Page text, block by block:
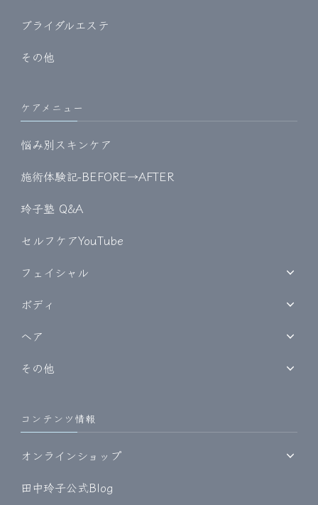
ブライダルエステ
その他
ケアメニュー
悩み別スキンケア
施術体験記-BEFORE→AFTER
玲子塾 Q&A
セルフケアYouTube
フェイシャル
ボディ
ヘア
その他
コンテンツ情報
オンラインショップ
田中玲子公式Blog